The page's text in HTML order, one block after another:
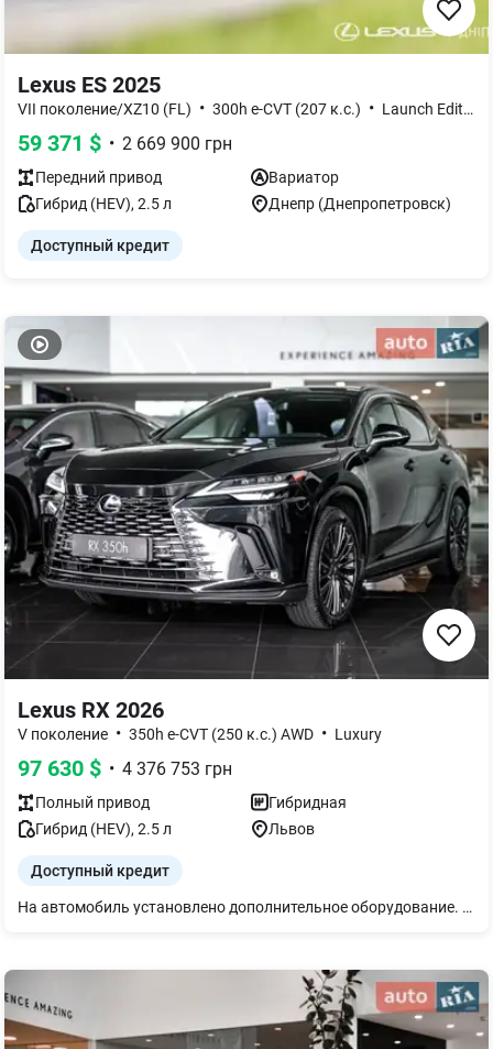
Lexus ES 2025
VII поколение/XZ10 (FL) • 300h e-CVT (207 к.с.) • Launch Edition
59 371 $ • 2 669 900 грн
Передний привод
Вариатор
Гибрид (HEV), 2.5л Днепр (Днепропетровск)
Доступный кредит
Lexus RX 2026
V поколение • 350h e-CVT (250 к.с.) AWD • Luxury
97 630 $ • 4 376 753 грн
Полный привод
Гибридная
Гибрид (HEV), 2.5л Львов
Доступный кредит
На автомобиль установлено дополнительное оборудование. Детали уточняйте у консультанта.